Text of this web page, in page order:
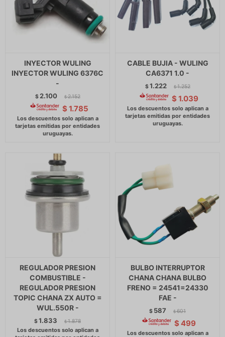
INYECTOR WULING
INYECTOR WULING 6376C
-
$ 2.100 $ 2.152
$ 1.785
CABLE BUJIA - WULING
CA6371 1.0 -
$1.222 $ 1.252
$ 1.039
REGULADOR PRESION
COMBUSTIBLE -
REGULADOR PRESION
TOPIC CHANA ZX AUTO =
WUL.550R -
$1.833 $ 1.878
BULBO INTERRUPTOR
CHANA CHANA BULBO
FRENO = 24541=24330
FAE -
$ 587 $ 601
$ 499